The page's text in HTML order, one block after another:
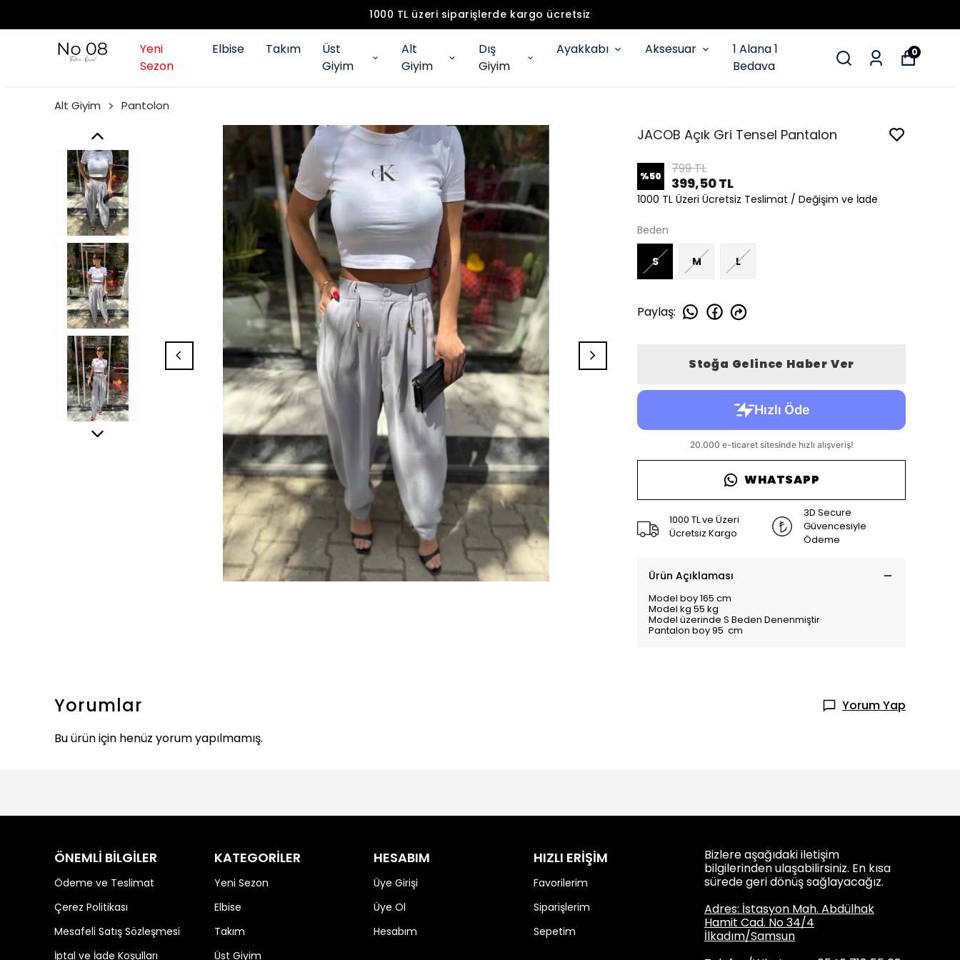
1000 TL üzeri siparişlerde kargo ücretsiz
Yeni
Sezon
Elbise Takım
Üst
Giyim
Alt
Giyim
Dış
Giyim
Ayakkabı Aksesuar
1 Alana 1
Bedava
0
Alt Giyim Pantolon
JACOB Açık Gri Tensel Pantalon
%50 799 TL
399,50 TL
1000 TL Üzeri Ücretsiz Teslimat / Değişim ve İade
Beden
S M L
Paylaş:
Stoğa Gelince Haber Ver
WHATSAPP
1000 TL ve Üzeri
Ücretsiz Kargo
3D Secure
Güvencesiyle
Ödeme
Ürün Açıklaması
Model boy 165 cm
Model kg 55 kg
Model üzerinde S Beden Denenmiştir
Pantalon boy 95 cm
Yorumlar
Yorum Yap
Bu ürün için henüz yorum yapılmamış.
ÖNEMLİ BİLGİLER
Ödeme ve Teslimat
Çerez Politikası
Mesafeli Satış Sözleşmesi
İptal ve İade Koşulları
KATEGORİLER
Yeni Sezon
Elbise
Takım
Üst Giyim
HESABIM
Üye Girişi
Üye Ol
Hesabım
HIZLI ERİŞİM
Favorilerim
Siparişlerim
Sepetim
Bizlere aşağıdaki iletişim
bilgilerinden ulaşabilirsiniz. En kısa
sürede geri dönüş sağlayacağız.
Adres: İstasyon Mah. Abdülhak
Hamit Cad. No 34/4
İlkadım/Samsun